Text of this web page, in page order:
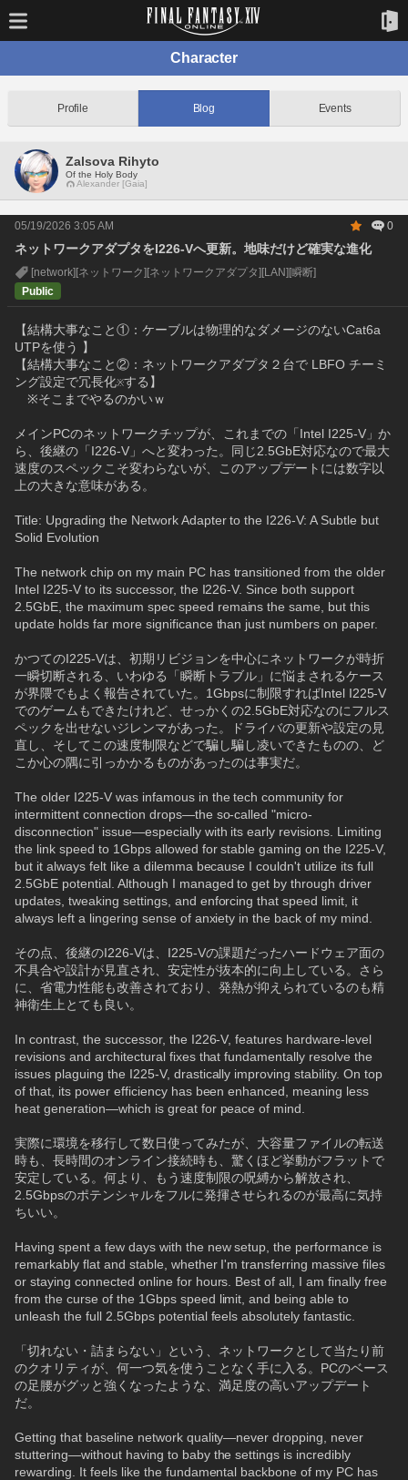
Character
Profile Blog Events
Zalsova Rihyto
Of the Holy Body
Alexander [Gaia]
05/19/2026 3:05 AM 0
ネットワークアダプタをI226-Vへ更新。地味だけど確実な進化
[network] [ネットワーク] [ネットワークアダプタ] [LAN] [瞬断]
Public
【結構大事なこと①：ケーブルは物理的なダメージのないCat6a
UTPを使う 】
【結構大事なこと②：ネットワークアダプタ２台で LBFO チーミ
ング設定で冗長化※する】
※そこまでやるのかいｗ
メインPCのネットワークチップが、これまでの「Intel I225-V」か
ら、後継の「I226-V」へと変わった。同じ2.5GbE対応なので最大
速度のスペックこそ変わらないが、このアップデートには数字以
上の大きな意味がある。
Title: Upgrading the Network Adapter to the I226-V: A Subtle but
Solid Evolution
The network chip on my main PC has transitioned from the older
Intel I225-V to its successor, the I226-V. Since both support
2.5GbE, the maximum spec speed remains the same, but this
update holds far more significance than just numbers on paper.
かつてのI225-Vは、初期リビジョンを中心にネットワークが時折
一瞬切断される、いわゆる「瞬断トラブル」に悩まされるケース
が界隈でもよく報告されていた。1Gbpsに制限すればIntel I225-V
でのゲームもできたけれど、せっかくの2.5GbE対応なのにフルス
ペックを出せないジレンマがあった。ドライバの更新や設定の見
直し、そしてこの速度制限などで騙し騙し凌いできたものの、ど
こか心の隅に引っかかるものがあったのは事実だ。
The older I225-V was infamous in the tech community for
intermittent connection drops—the so-called "micro-
disconnection" issue—especially with its early revisions. Limiting
the link speed to 1Gbps allowed for stable gaming on the I225-V,
but it always felt like a dilemma because I couldn't utilize its full
2.5GbE potential. Although I managed to get by through driver
updates, tweaking settings, and enforcing that speed limit, it
always left a lingering sense of anxiety in the back of my mind.
その点、後継のI226-Vは、I225-Vの課題だったハードウェア面の
不具合や設計が見直され、安定性が抜本的に向上している。さら
に、省電力性能も改善されており、発熱が抑えられているのも精
神衛生上とても良い。
In contrast, the successor, the I226-V, features hardware-level
revisions and architectural fixes that fundamentally resolve the
issues plaguing the I225-V, drastically improving stability. On top
of that, its power efficiency has been enhanced, meaning less
heat generation—which is great for peace of mind.
実際に環境を移行して数日使ってみたが、大容量ファイルの転送
時も、長時間のオンライン接続時も、驚くほど挙動がフラットで
安定している。何より、もう速度制限の呪縛から解放され、
2.5Gbpsのポテンシャルをフルに発揮させられるのが最高に気持
ちいい。
Having spent a few days with the new setup, the performance is
remarkably flat and stable, whether I'm transferring massive files
or staying connected online for hours. Best of all, I am finally free
from the curse of the 1Gbps speed limit, and being able to
unleash the full 2.5Gbps potential feels absolutely fantastic.
「切れない・詰まらない」という、ネットワークとして当たり前
のクオリティが、何一つ気を使うことなく手に入る。PCのベース
の足腰がグッと強くなったような、満足度の高いアップデート
だ。
Getting that baseline network quality—never dropping, never
stuttering—without having to baby the settings is incredibly
rewarding. It feels like the fundamental backbone of my PC has